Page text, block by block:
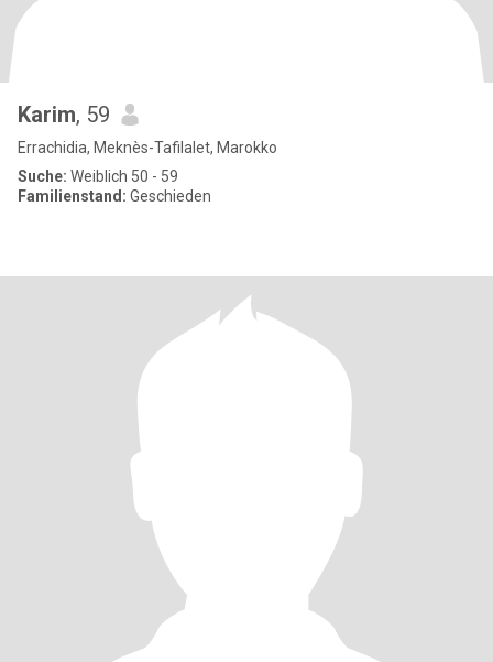
Karim, 59
Errachidia, Meknès-Tafilalet, Marokko
Suche: Weiblich 50 - 59
Familienstand: Geschieden